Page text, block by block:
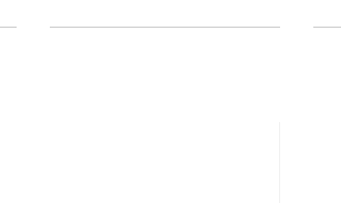
Cadeiras Cavaletti